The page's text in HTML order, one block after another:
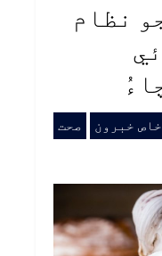
نظام
خاص خبرون صحت